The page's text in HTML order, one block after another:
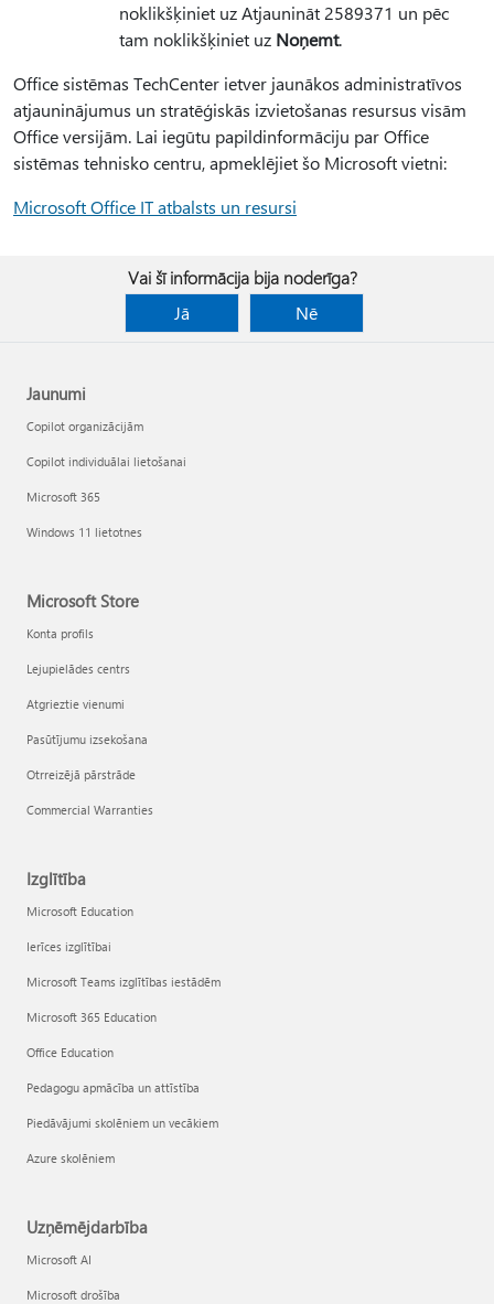
noklikšķiniet uz Atjaunināt 2589371 un pēc
tam noklikšķiniet uz Noņemt.
Office sistēmas TechCenter ietver jaunākos administratīvos
atjauninājumus un stratēģiskās izvietošanas resursus visām
Office versijām. Lai iegūtu papildinformāciju par Office
sistēmas tehnisko centru, apmeklējiet šo Microsoft vietni:
Microsoft Office IT atbalsts un resursi
Vai šī informācija bija noderīga?
Jā
Nē
Jaunumi
Copilot organizācijām
Copilot individuālai lietošanai
Microsoft 365
Windows 11 lietotnes
Microsoft Store
Konta profils
Lejupielādes centrs
Atgrieztie vienumi
Pasūtījumu izsekošana
Otrreizējā pārstrāde
Commercial Warranties
Izglītība
Microsoft Education
Ierīces izglītībai
Microsoft Teams izglītības iestādēm
Microsoft 365 Education
Office Education
Pedagogu apmācība un attīstība
Piedāvājumi skolēniem un vecākiem
Azure skolēniem
Uzņēmējdarbība
Microsoft AI
Microsoft drošība